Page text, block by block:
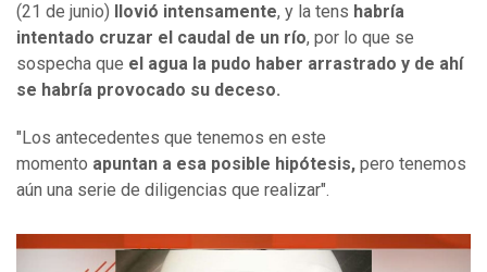
(21 de junio)
llovió intensamente, y la tens habría
intentado cruzar el caudal de un río, por lo que se
sospecha que el agua la pudo haber arrastrado y de ahí
se habría provocado su deceso.
"Los antecedentes que tenemos en este
momento apuntan a esa posible hipótesis, pero tenemos
aún una serie de diligencias que realizar".